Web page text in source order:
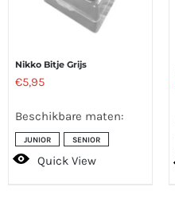
Nikko Bitje Grijs
€5,95
Beschikbare maten:
JUNIOR SENIOR
Quick View